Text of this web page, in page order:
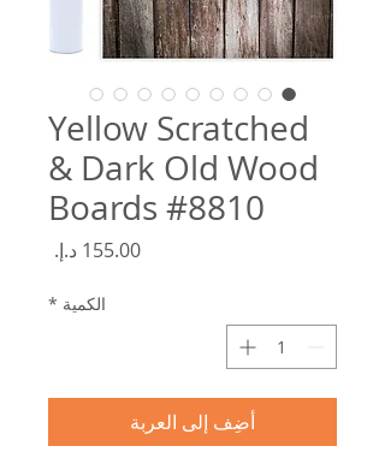
Yellow Scratched
& Dark Old Wood
Boards #8810
الكمية *
أضِف إلى العربة